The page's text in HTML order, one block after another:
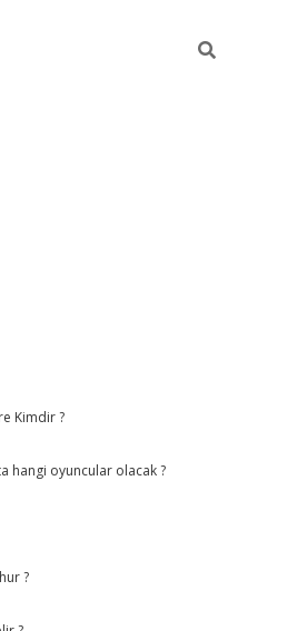
Kimdir ?
hangi oyuncular olacak ?
?